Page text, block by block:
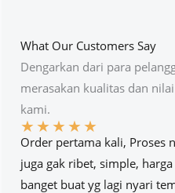
What Our Customers Say
Dengarkan dari para
merasakan kualitas dan
kami.
★★★★★
Order pertama kali, Proses
juga gak ribet, simple,
banget buat yg lagi nyari